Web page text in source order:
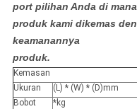
port pilihan Anda di
produk kami dikemas
keamanannya
produk.
Kemasan
Ukuran
(L) * (W) * (D)mm
Bobot
*kg